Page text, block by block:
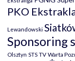
PKO
Lewandowski
Sponsoring
Olsztyn STS TV Warta